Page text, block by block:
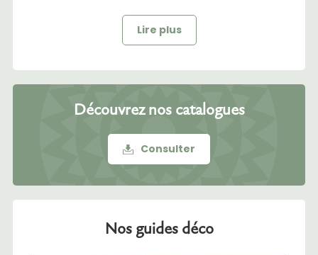
Lire plus
Découvrez nos catalogues
Consulter
Nos guides déco